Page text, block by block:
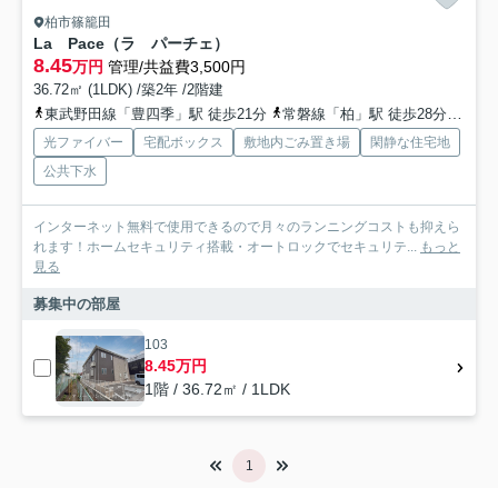
柏市篠籠田
La Pace（ラ パーチェ）
8.45万円 管理/共益費3,500円
36.72㎡ (1LDK) /築2年 /2階建
東武野田線「豊四季」駅 徒歩21分
常磐線「柏」駅 徒歩28分
光ファイバー 宅配ボックス 敷地内ごみ置き場
閑静な住宅地
公共下水
インターネット無料で使用できるので月々のランニングコストも抑えら
れます！ホームセキュリティ搭載・オートロックでセキュリテ... もっと
見る
募集中の部屋
103
8.45万円
1階 / 36.72㎡ / 1LDK
1